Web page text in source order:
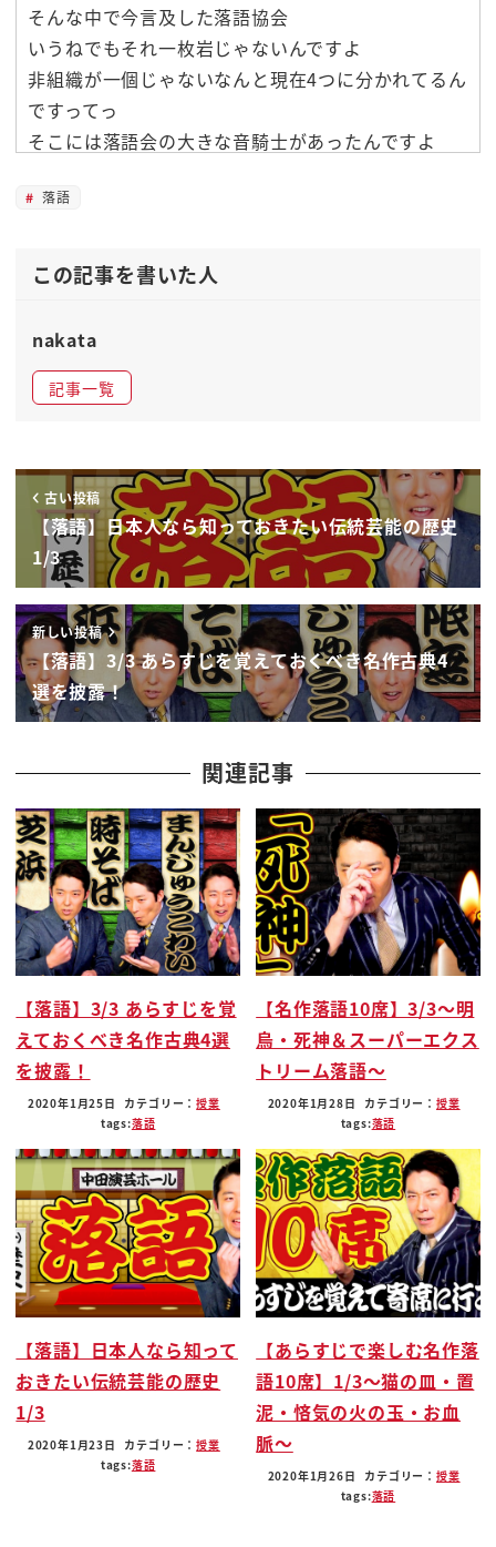
そんな中で今言及した落語協会
いうねでもそれ一枚岩じゃないんですよ
非組織が一個じゃないなんと現在4つに分かれてるん
ですってっ
そこには落語会の大きな音騎士があったんですよ
10%を研究しそれを研鑽し方を
a
のは昇進するんですねやっぱこう
落語協会の得ない人がもう認めなきゃいけないです
を業界を決めていくということに
なっていったわけなんですがそこで事件が起きるわ
けなんです
ねえ
落語協会を震撼させた事件それはラジオという新し
いメディアの台頭だったんですよ
それまでライブですよ寄せ中心
ライブで劇場でお客さんの前で実際にネタをして笑
っていただく
そしてお金をいただくそれが落語家のあるべき姿し
かしラジオというまたその当時よそ
の同時新しいメディアだっ今で言う youtube だろう
ね
ラジーをという新しいメディア
できて落語協会は
アガー流たらしいんですよだめだめだめだめだねそ
んなラジオとかに出てネタやる
やでも大丈夫でねでてね
音だったら23めちゃくちゃいろんな人がいるんです
よね
落語っていうのはあのあんまり大きいないでしょだ
から言葉あの喋りの仕事ですから
ラジオめちゃくちゃ向いてるんですよでラジオディ
レクターからもね
いやいやの低予算でね面白もう番組作られた部落を
がやってめちゃくちゃこれかかっ
てるんでしょ
実際ありませんかえっだあれ
ラジオネタんだろまあ寄せにまあお客さんこれなる
ぞそんなにもネタ知られる前
対人大臣携行したネタラジオでポーンとやってベン
チャー
後ろはそれ知ってるわああ知ってるわとなってそれ
落語
この記事を書いた人
nakata
記事一覧
古い投稿
【落語】日本人なら知っておきたい伝統芸能の歴史
1/3
新しい投稿
【落語】3/3 あらすじを覚えておくべき名作古典4
選を披露！
関連記事
【落語】3/3 あらすじを覚
えておくべき名作古典4選
を披露！
2020年1月25日 カテゴリー：授業
tags:落語
【名作落語10席】3/3〜明
烏・死神＆スーパーエクス
トリーム落語〜
2020年1月28日 カテゴリー： 授業
tags:落語
【落語】日本人なら知って
おきたい伝統芸能の歴史
1/3
2020年1月23日 カテゴリー：授業
tags:落語
【あらすじで楽しむ名作落
語10席】1/3〜猫の皿・置
泥・悋気の火の玉・お血
脈〜
2020年1月26日 カテゴリー： 授業
tags:落語